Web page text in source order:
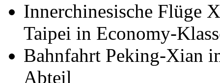
Innerchinesische Flüge
Taipei in Economy-
Bahnfahrt Peking-Xian
Abteil